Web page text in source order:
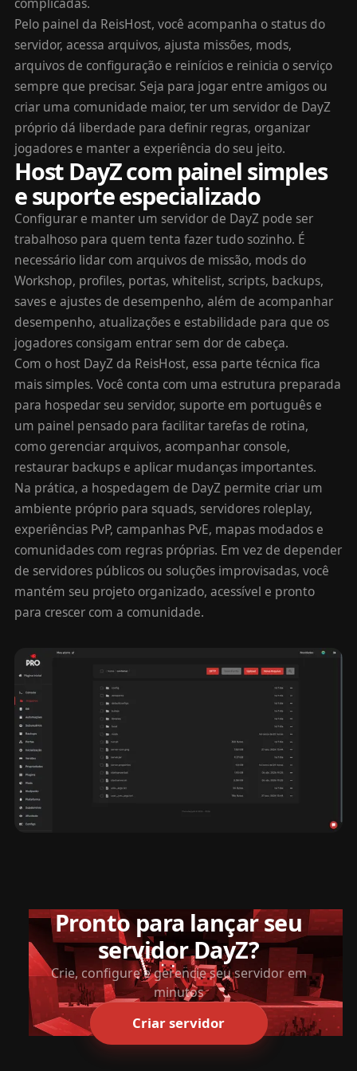
Pelo painel da ReisHost, você acompanha o status do
servidor, acessa arquivos, ajusta missões, mods,
arquivos de configuração e reinícios e reinicia o serviço
sempre que precisar. Seja para jogar entre amigos ou
criar uma comunidade maior, ter um servidor de DayZ
próprio dá liberdade para definir regras, organizar
jogadores e manter a experiência do seu jeito.
Host DayZ com painel simples
e suporte especializado
Configurar e manter um servidor de DayZ pode ser
trabalhoso para quem tenta fazer tudo sozinho. É
necessário lidar com arquivos de missão, mods do
Workshop, profiles, portas, whitelist, scripts, backups,
saves e ajustes de desempenho, além de acompanhar
desempenho, atualizações e estabilidade para que os
jogadores consigam entrar sem dor de cabeça.
Com o host DayZ da ReisHost, essa parte técnica fica
mais simples. Você conta com uma estrutura preparada
para hospedar seu servidor, suporte em português e
um painel pensado para facilitar tarefas de rotina,
como gerenciar arquivos, acompanhar console,
restaurar backups e aplicar mudanças importantes.
Na prática, a hospedagem de DayZ permite criar um
ambiente próprio para squads, servidores roleplay,
experiências PvP, campanhas PvE, mapas modados e
comunidades com regras próprias. Em vez de depender
de servidores públicos ou soluções improvisadas, você
mantém seu projeto organizado, acessível e pronto
para crescer com a comunidade.
Pronto para lançar seu
servidor DayZ?
Crie, configure e gerencie seu servidor em
minutos
Criar servidor